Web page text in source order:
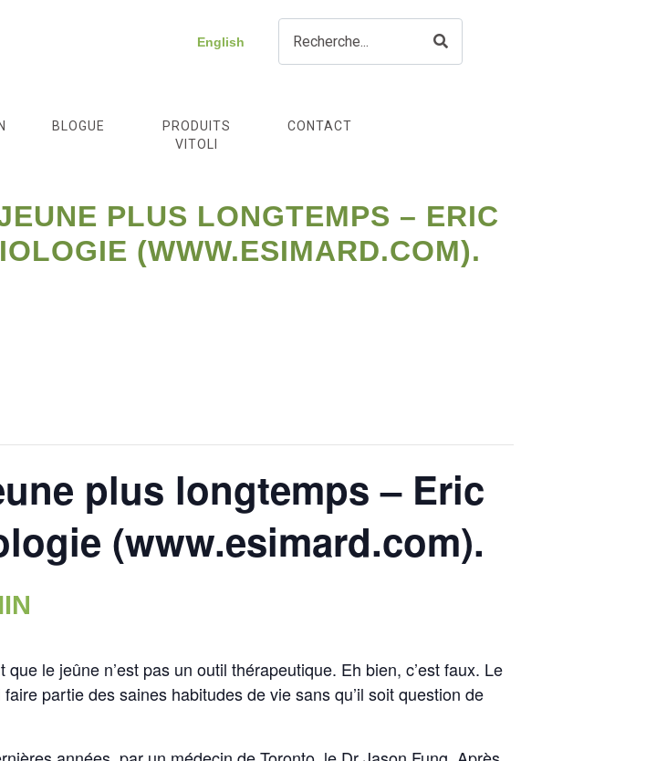
English
BLOGUE
PRODUITS
VITOLI
CONTACT
PLUS LONGTEMPS – ERIC
(WWW.ESIMARD.COM).
plus longtemps – Eric
(www.esimard.com).
le jeûne n’est pas un outil thérapeutique. Eh bien, c’est faux. Le
partie des saines habitudes de vie sans qu’il soit question de